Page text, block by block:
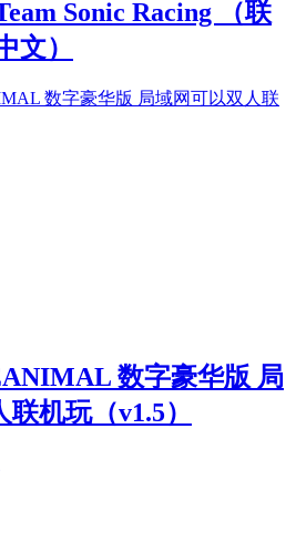
Sonic Racing （联
文）
数字豪华版 局
机玩（v1.5）